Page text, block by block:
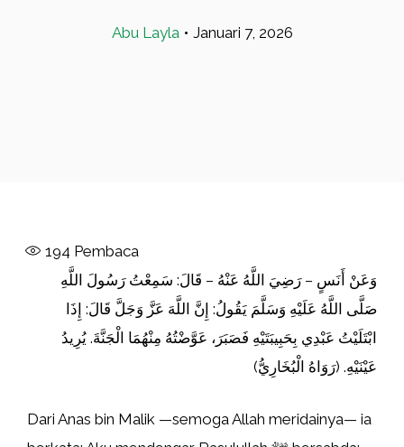
Abu Layla • Januari 7, 2026
194 Pembaca
وَعَنْ أَنَسٍ – رَضِيَ اللَّهُ عَنْهُ – قَالَ: سَمِعْتُ رَسُولَ اللَّهِ
صَلَّى اللَّهُ عَلَيْهِ وَسَلَّمَ يَقُولُ: إِنَّ اللَّهَ عَزَّ وَجَلَّ قَالَ: إِذَا
ابْتَلَيْتُ عَبْدِي بِحَبِيبَتَيْهِ فَصَبَرَ، عَوَّضْتُهُ مِنْهُمَا الْجَنَّةَ. يُرِيدُ
عَيْنَيْهِ. (رَوَاهُ الْبُخَارِيُّ)
Dari Anas bin Malik —semoga Allah meridainya— ia